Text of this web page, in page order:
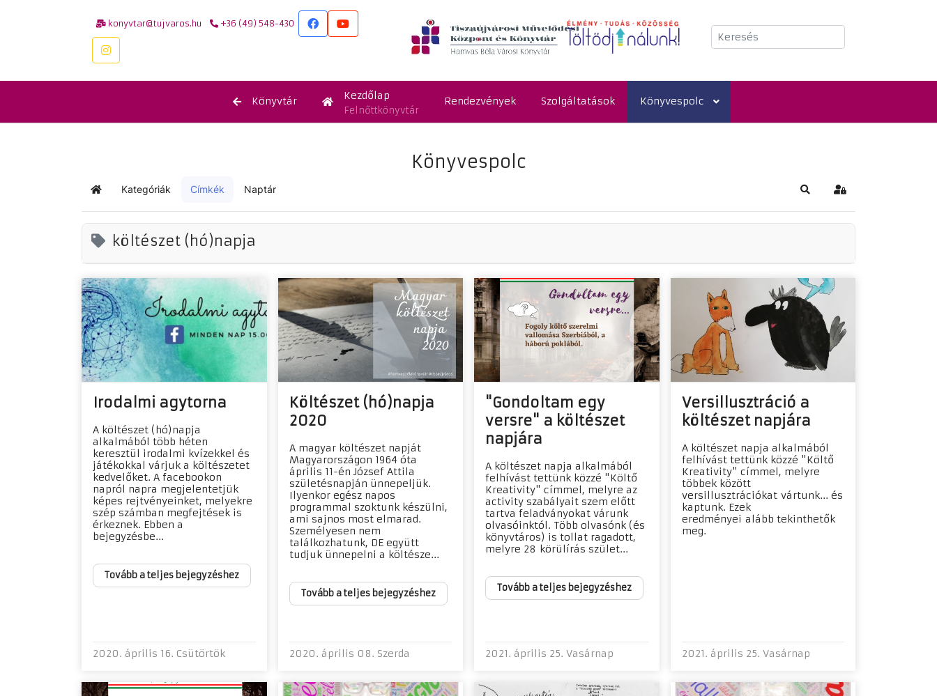
konyvtar@tujvaros.hu +36 (49) 548-430
Keresés
Könyvtár Kezdőlap
Felnőttkönyvtár
Rendezvények Szolgáltatások Könyvespolc
Könyvespolc
KezdőlapKategóriák Címkék Naptár KeresésBejelentkezés
költészet (hó)napja
Irodalmi agytorna
​A költészet (hó)napja
alkalmából több héten
keresztül irodalmi kvízekkel és
játékokkal várjuk a költészetet
kedvelőket. A facebookon
napról napra megjelentetjük
képes rejtvényeinket, melyekre
szép számban megfejtések is
érkeznek. Ebben a
bejegyzésbe...
Tovább a teljes bejegyzéshez
2020. április 16. Csütörtök
Költészet (hó)napja
2020
A magyar költészet napját
Magyarországon 1964 óta
április 11-én József Attila
születésnapján ünnepeljük.
Ilyenkor egész napos
programmal szoktunk készülni,
ami sajnos most elmarad.
Személyesen nem
találkozhatunk, DE együtt
tudjuk ünnepelni a költésze...
Tovább a teljes bejegyzéshez
2020. április 08. Szerda
"Gondoltam egy
versre" a költészet
napjára
​A költészet napja alkalmából
felhívást tettünk közzé "Költő
Kreativity" címmel, melyre az
activity szabályait szem előtt
tartva feladványokat várunk
olvasóinktól. Több olvasónk (és
könyvtáros) is tollat ragadott,
melyre 28 körülírás szület...
Tovább a teljes bejegyzéshez
2021. április 25. Vasárnap
Versillusztráció a
költészet napjára
A költészet napja alkalmából
felhívást tettünk közzé "Költő
Kreativity" címmel, melyre
többek között
versillusztrációkat vártunk... és
kaptunk. Ezek
eredményei alább tekinthetők
meg.
2021. április 25. Vasárnap